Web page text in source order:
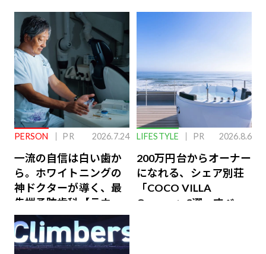
PERSON PR 2026.7.24
一流の自信は白い歯か
ら。ホワイトニングの
神ドクターが導く、最
先端予防歯科【ラウン
ジ会員特典あり】
LIFESTYLE PR 2026.8.6
200万円台からオーナー
になれる、シェア別荘
「COCO VILLA
Owners」3選。すべて